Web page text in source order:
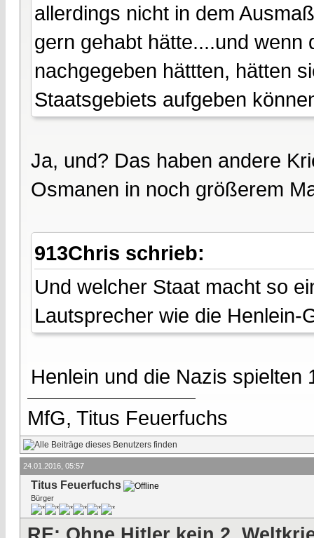
allerdings nicht in dem
gern gehabt hätte....und wenn
nachgegeben hättten, hätten
Staatsgebiets aufgeben
Ja, und? Das haben andere
Osmanen in noch größerem
913Chris schrieb:
Und welcher Staat macht so
Lautsprecher wie die Henlein-
Henlein und die Nazis spielten
MfG, Titus Feuerfuchs
24.01.2016, 05:57
Titus Feuerfuchs
Bürger